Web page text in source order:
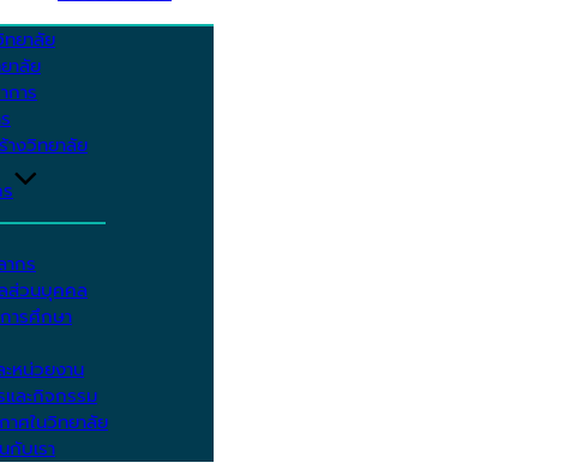
ทยาลัย
าลัย
การ
างวิทยาลัย
กร
ส่วนบุคคล
ารศึกษา
หน่วยงาน
และกิจกรรม
าศในวิทยาลัย
กับเรา